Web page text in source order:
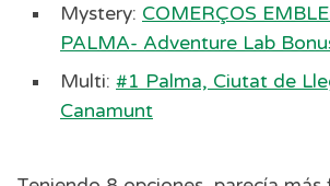
Mystery: COMERÇOS
PALMA- Adventure Lab
Multi: #1 Palma, Ciutat de
Canamunt